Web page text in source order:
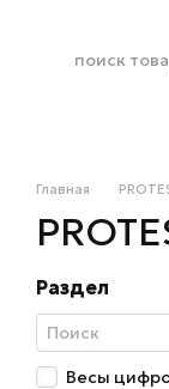
Главная
Раздел
Весы